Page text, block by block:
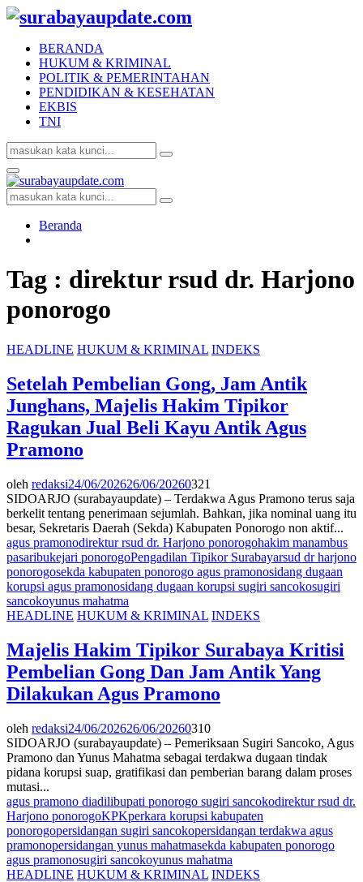
BERANDA
HUKUM & KRIMINAL
POLITIK & PEMERINTAHAN
PENDIDIKAN & KESEHATAN
EKBIS
TNI
Search
for:
Search
Facebook
Twitter
Youtube
Primary
Menu
Search
for:
Search
Beranda
Tag : direktur rsud dr. Harjono
ponorogo
HEADLINE HUKUM & KRIMINAL INDEKS
Setelah Pembelian Gong, Jam Antik
Junghans, Majelis Hakim Tipikor
Ragukan Jual Beli Kayu Antik Agus
Pramono
oleh redaksi24/06/202626/06/20260321
SIDOARJO (surabayaupdate) – Terdakwa Agus Pramono terus saja
berkelit tentang penerimaan sejumlah. Bahkan, jika nominal uang itu
besar, Sekretaris Daerah (Sekda) Kabupaten Ponorogo non aktif...
agus pramonodirektur rsud dr. Harjono ponorogohakim manambus
pasaribukejari ponorogoPengadilan Tipikor Surabayarsud dr harjono
ponorogosekda kabupaten ponorogo agus pramonosidang dugaan
korupsi agus pramonosidang dugaan korupsi sugiri sancokosugiri
sancokoyunus mahatma
HEADLINE HUKUM & KRIMINAL INDEKS
Majelis Hakim Tipikor Surabaya Kritisi
Pembelian Gong Dan Jam Antik Yang
Dilakukan Agus Pramono
oleh redaksi24/06/202626/06/20260310
SIDOARJO (surabayaupdate) – Pemeriksaan Sugiri Sancoko, Agus
Pramono dan Yunus Mahatma sebagai terdakwa dugaan tindak
pidana korupsi suap, gratifikasi dan pemberian barang dalam proses
mutasi...
agus pramono diadilibupati ponorogo sugiri sancokodirektur rsud dr.
Harjono ponorogoKPKperkara korupsi kabupaten
ponorogopersidangan sugiri sancokopersidangan terdakwa agus
pramonopersidangan yunus mahatmasekda kabupaten ponorogo
agus pramonosugiri sancokoyunus mahatma
HEADLINE HUKUM & KRIMINAL INDEKS